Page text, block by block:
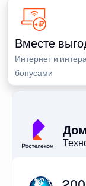
Вместе
Интернет и
бонусами